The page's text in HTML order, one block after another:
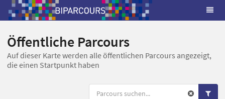
Öffentliche Parcours
Auf dieser Karte werden alle öffentlichen Parcours angezeigt,
die einen Startpunkt haben